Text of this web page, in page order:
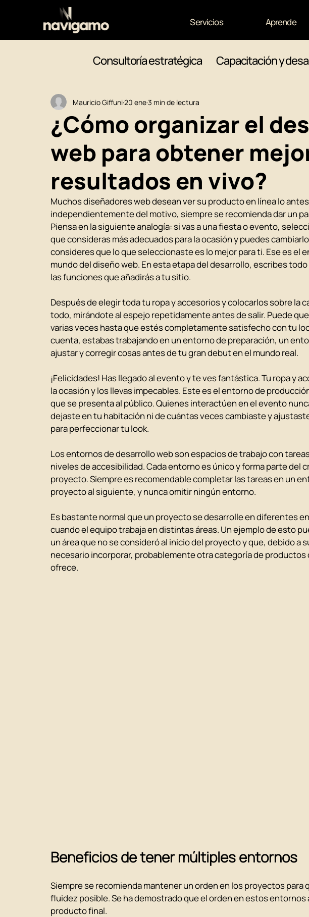
Servicios Aprende
Consultoría estratégica Capacitación y
¿Cómo organizar el
web para obtener
resultados en vivo?
Mauricio Giffuni20 ene3 min de lectura
Muchos diseñadores web desean ver su producto en línea lo
independientemente del motivo, siempre se recomienda dar un
Piensa en la siguiente analogía: si vas a una fiesta o evento,
que consideras más adecuados para la ocasión y puedes
consideres que lo que seleccionaste es lo mejor para ti. Ese es el
mundo del diseño web. En esta etapa del desarrollo, escribes
las funciones que añadirás a tu sitio.
Después de elegir toda tu ropa y accesorios y colocarlos sobre la
todo, mirándote al espejo repetidamente antes de salir. Puede
varias veces hasta que estés completamente satisfecho con tu
cuenta, estabas trabajando en un entorno de preparación, un
ajustar y corregir cosas antes de tu gran debut en el mundo real.
¡Felicidades! Has llegado al evento y te ves fantástica. Tu ropa y
la ocasión y los llevas impecables. Este es el entorno de
que se presenta al público. Quienes interactúen en el evento
dejaste en tu habitación ni de cuántas veces cambiaste y
para perfeccionar tu look.
Los entornos de desarrollo web son espacios de trabajo con
niveles de accesibilidad. Cada entorno es único y forma parte del
proyecto. Siempre es recomendable completar las tareas en un
proyecto al siguiente, y nunca omitir ningún entorno.
Es bastante normal que un proyecto se desarrolle en diferentes
cuando el equipo trabaja en distintas áreas. Un ejemplo de esto
un área que no se consideró al inicio del proyecto y que, debido a
necesario incorporar, probablemente otra categoría de productos
ofrece.
Beneficios de tener múltiples entornos
Siempre se recomienda mantener un orden en los proyectos para
fluidez posible. Se ha demostrado que el orden en estos entornos
producto final.